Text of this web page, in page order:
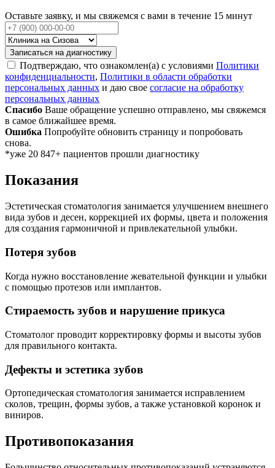
Оставьте заявку, и мы свяжемся с вами в течение 15 минут
Записаться на диагностику
Подтверждаю, что ознакомлен(а) с условиями Политики
конфиденциальности, Политики в области обработки
персональных данных и даю свое согласие на обработку
персональных данных
Спасибо Ваше обращение успешно отправлено, мы свяжемся
в самое ближайшее время.
Ошибка Попробуйте обновить страницу и попробовать
снова.
*уже 20 847+ пациентов прошли диагностику
Показания
Эстетическая стоматология занимается улучшением внешнего
вида зубов и десен, коррекцией их формы, цвета и положения
для создания гармоничной и привлекательной улыбки.
Потеря зубов
Когда нужно восстановление жевательной функции и улыбки
с помощью протезов или имплантов.
Стираемость зубов и нарушение прикуса
Стоматолог проводит корректировку формы и высоты зубов
для правильного контакта.
Дефекты и эстетика зубов
Ортопедическая стоматология занимается исправлением
сколов, трещин, формы зубов, а также установкой коронок и
виниров.
Противопоказания